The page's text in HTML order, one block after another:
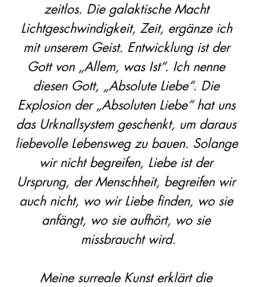
zeitlos. Die galaktische Macht
Lichtgeschwindigkeit, Zeit, ergänze ich
mit unserem Geist. Entwicklung ist der
Gott von „Allem, was Ist“. Ich nenne
diesen Gott, „Absolute Liebe“. Die
Explosion der „Absoluten Liebe“ hat uns
das Urknallsystem geschenkt, um daraus
liebevolle Lebensweg zu bauen. Solange
wir nicht begreifen, Liebe ist der
Ursprung, der Menschheit, begreifen wir
auch nicht, wo wir Liebe finden, wo sie
anfängt, wo sie aufhört, wo sie
missbraucht wird.
Meine surreale Kunst erklärt die